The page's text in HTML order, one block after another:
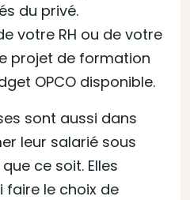
du privé.
votre RH ou de votre
projet de formation
OPCO disponible.
sont aussi dans
leur salarié sous
ce soit. Elles
faire le choix de